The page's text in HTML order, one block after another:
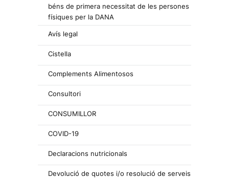
béns de primera necessitat de les persones
físiques per la DANA
Avís legal
Cistella
Complements Alimentosos
Consultori
CONSUMILLOR
COVID-19
Declaracions nutricionals
Devolució de quotes i/o resolució de serveis